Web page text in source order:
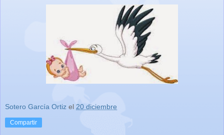
Sotero García Ortiz el 20 diciembre
Compartir